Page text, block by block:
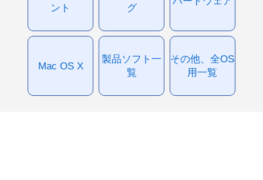
ント
グ
Mac OS X
製品ソフト一
覧
その他、全OS
用一覧